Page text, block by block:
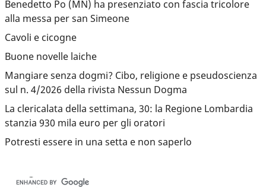
Benedetto Po (MN) ha presenziato con fascia tricolore
alla messa per san Simeone
Cavoli e cicogne
Buone novelle laiche
Mangiare senza dogmi? Cibo, religione e pseudoscienza
sul n. 4/2026 della rivista Nessun Dogma
La clericalata della settimana, 30: la Regione Lombardia
stanzia 930 mila euro per gli oratori
Potresti essere in una setta e non saperlo